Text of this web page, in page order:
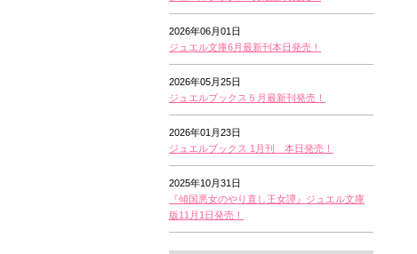
2026年06月01日
ジュエル文庫6月最新刊本日発売！
2026年05月25日
ジュエルブックス５月最新刊発売！
2026年01月23日
ジュエルブックス 1月刊 本日発売！
2025年10月31日
『傾国悪女のやり直し王女譚』ジュエル文庫
版11月1日発売！